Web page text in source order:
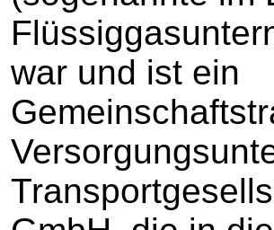
war und ist ein